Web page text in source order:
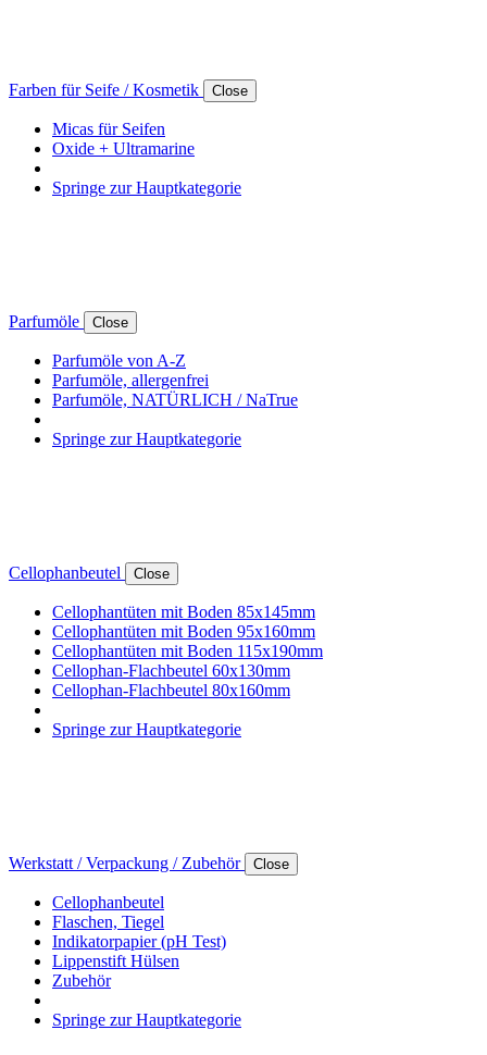
Farben für Seife / Kosmetik Close
Micas für Seifen
Oxide + Ultramarine
Springe zur Hauptkategorie
Parfumöle Close
Parfumöle von A-Z
Parfumöle, allergenfrei
Parfumöle, NATÜRLICH / NaTrue
Springe zur Hauptkategorie
Cellophanbeutel Close
Cellophantüten mit Boden 85x145mm
Cellophantüten mit Boden 95x160mm
Cellophantüten mit Boden 115x190mm
Cellophan-Flachbeutel 60x130mm
Cellophan-Flachbeutel 80x160mm
Springe zur Hauptkategorie
Werkstatt / Verpackung / Zubehör Close
Cellophanbeutel
Flaschen, Tiegel
Indikatorpapier (pH Test)
Lippenstift Hülsen
Zubehör
Springe zur Hauptkategorie